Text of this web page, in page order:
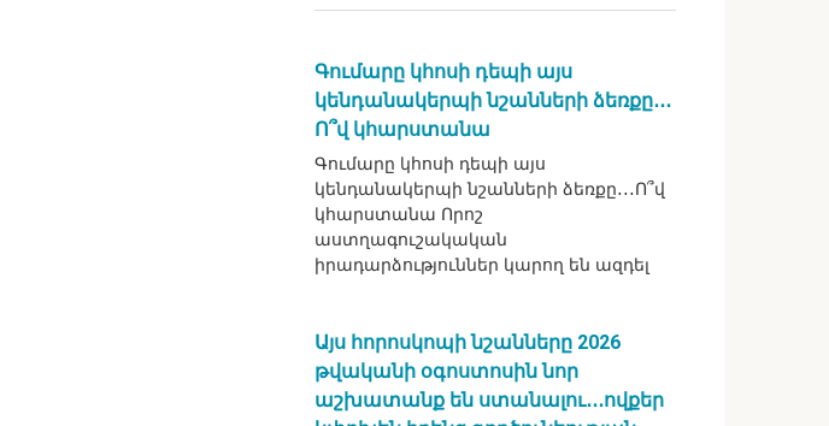
Գումարը կհոսի դեպի այս
կենդանակերպի նշանների ձեռքը․․․
Ո՞վ կհարստանա
Գումարը կհոսի դեպի այս
կենդանակերպի նշանների ձեռքը․․․Ո՞վ
կհարստանա Որոշ
աստղագուշակական
իրադարձություններ կարող են ազդել
Այս հորոսկոպի նշանները 2026
թվականի օգոստոսին նոր
աշխատանք են ստանալու․․․ովքեր